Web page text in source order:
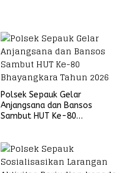
Polsek Sepauk Gelar
Anjangsana dan Bansos
Sambut HUT Ke-80